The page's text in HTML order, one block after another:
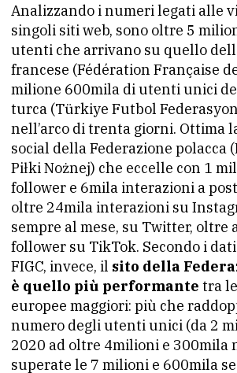
Analizzando i numeri legati alle
singoli siti web, sono oltre 5
utenti che arrivano su quello
francese (Fédération Française
milione 600mila di utenti unici
turca (Türkiye Futbol
nell’arco di trenta giorni. Ottima
social della Federazione polacca
Piłki Nożnej) che eccelle con 1
follower e 6mila interazioni a
oltre 24mila interazioni su
sempre al mese, su Twitter, oltre
follower su TikTok. Secondo i
FIGC, invece, il sito della
è quello più performante tra
europee maggiori: più che
numero degli utenti unici (da 2
2020 ad oltre 4milioni e 300mila
superate le 7 milioni e 600mila